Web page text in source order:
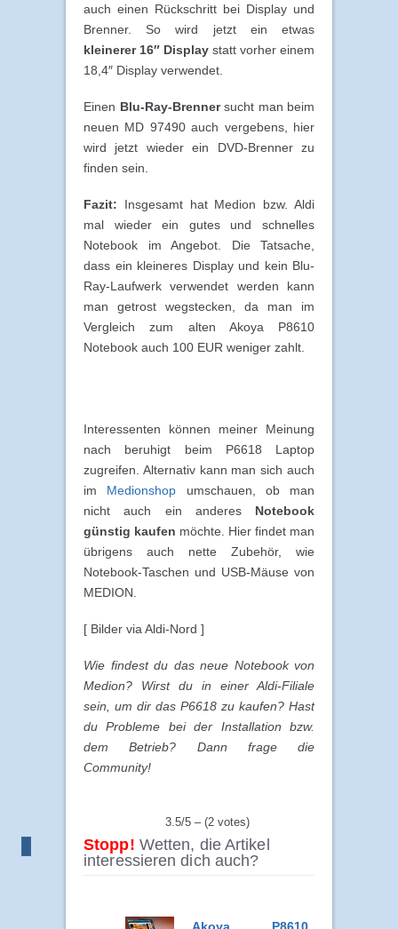
auch einen Rückschritt bei Display und
Brenner. So wird jetzt ein etwas
kleinerer 16″ Display statt vorher einem
18,4″ Display verwendet.
Einen Blu-Ray-Brennersucht man beim
neuen MD 97490 auch vergebens, hier
wird jetzt wieder ein DVD-Brenner zu
finden sein.
Fazit: Insgesamt hat Medion bzw. Aldi
mal wieder ein gutes und schnelles
Notebook im Angebot. Die Tatsache,
dass ein kleineres Display und kein Blu-
Ray-Laufwerk verwendet werden kann
man getrost wegstecken, da man im
Vergleich zum alten Akoya P8610
Notebook auch 100 EUR weniger zahlt.
Interessenten können meiner Meinung
nach beruhigt beim P6618 Laptop
zugreifen. Alternativ kann man sich auch
im Medionshop umschauen, ob man
nicht auch ein anderes Notebook
günstig kaufen möchte. Hier findet man
übrigens auch nette Zubehör, wie
Notebook-Taschen und USB-Mäuse von
MEDION.
[ Bilder via Aldi-Nord ]
Wie findest du das neue Notebook von
Medion? Wirst du in einer Aldi-Filiale
sein, um dir das P6618 zu kaufen? Hast
du Probleme bei der Installation bzw.
dem Betrieb? Dann frage die
Community!
3.5/5 – (2 votes)
Stopp! Wetten, die Artikel
interessieren dich auch?
Akoya P8610